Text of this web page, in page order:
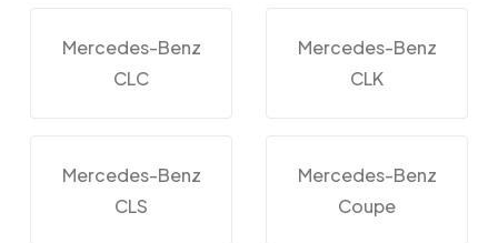
Mercedes-Benz
CLC
Mercedes-Benz
CLK
Mercedes-Benz
CLS
Mercedes-Benz
Coupe